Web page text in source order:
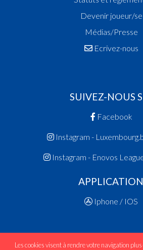
Devenir joueur/se
Médias/Presse
Ecrivez-nous
SUIVEZ-NOUS
Facebook
Instagram -
Instagram - Enovos
Iphone / IOS
Les cookies visent à rendre votre navigation